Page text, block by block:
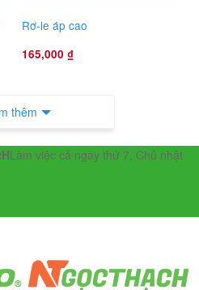
Rơ-le áp cao
165,000 ₫
thêm
Làm việc cả ngày thứ 7, Chủ nhật